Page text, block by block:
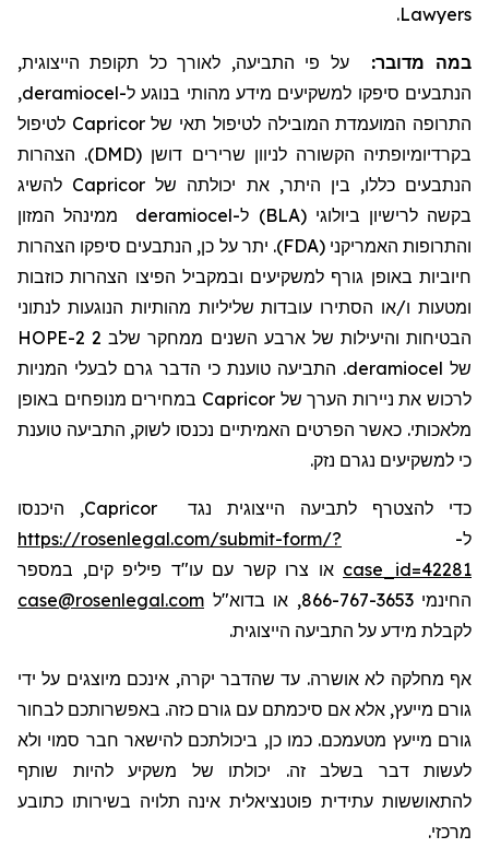
Lawyers
.
במה מדובר:
על פי התביעה, לאורך כל תקופת הייצוגית,
הנתבעים סיפקו למשקיעים מידע מהותי בנוגע ל-deramiocel
,
התרופה המועמדת המובילה לטיפול תאי שלCapricor לטיפול
בקרדיומיופתיה הקשורה לניוון שרירים דושן (DMD). הצהרות
הנתבעים כללו, בין היתר, את יכולתה של Capricor להשיג
בקשה לרישיון ביולוגי (BLA) ל-
deramiocel
ממינהל המזון
והתרופות האמריקני (FDA). יתר על כן, הנתבעים סיפקו הצהרות
חיוביות באופן גורף למשקיעים ובמקביל הפיצו הצהרות כוזבות
ומטעות ו/או הסתירו עובדות שליליות מהותיות הנוגעות לנתוני
הבטיחות והיעילות של ארבע השנים ממחקר שלב 2 HOPE-2
של deramiocel. התביעה טוענת כי הדבר גרם לבעלי המניות
לרכוש את ניירות הערך שלCapricor במחירים מנופחים באופן
מלאכותי. כאשר הפרטים האמיתיים נכנסו לשוק, התביעה טוענת
כי למשקיעים נגרם נזק.
כדי להצטרף לתביעה הייצוגית נגד Capricor, היכנסו
ל- https://rosenlegal.com/submit-form/?
case_id=42281 או צרו קשר עם עו"ד פיליפ קים, במספר
החינמי 866-767-3653, או בדוא"ל
case@rosenlegal.com
לקבלת מידע על התביעה הייצוגית.
אף מחלקה לא אושרה. עד שהדבר יקרה, אינכם מיוצגים על ידי
גורם מייעץ, אלא אם סיכמתם עם גורם כזה. באפשרותכם לבחור
גורם מייעץ מטעמכם. כמו כן, ביכולתכם להישאר חבר סמוי ולא
לעשות דבר בשלב זה. יכולתו של משקיע להיות שותף
להתאוששות עתידית פוטנציאלית אינה תלויה בשירותו כתובע
מרכזי.